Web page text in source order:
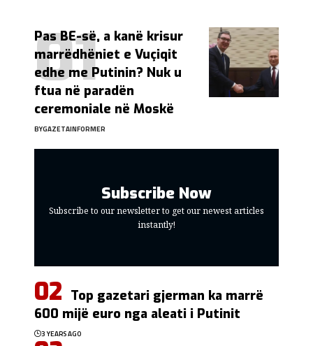
Pas BE-së, a kanë krisur
marrëdhëniet e Vuçiqit
edhe me Putinin? Nuk u
ftua në paradën
ceremoniale në Moskë
BYGAZETAINFORMER
Subscribe Now
Subscribe to our newsletter to get our newest articles
instantly!
Top gazetari gjerman ka marrë
600 mijë euro nga aleati i Putinit
3 YEARS AGO